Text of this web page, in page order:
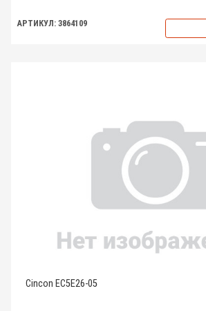
АРТИКУЛ: 3864109
Cincon EC5E26-05